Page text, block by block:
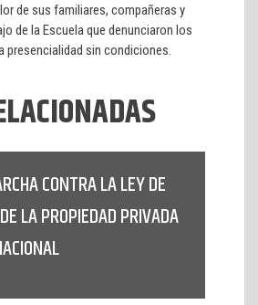
de sus familiares, compañeras y
de la Escuela que denunciaron los
presencialidad sin condiciones.
CONTRA LA LEY DE
LA PROPIEDAD PRIVADA